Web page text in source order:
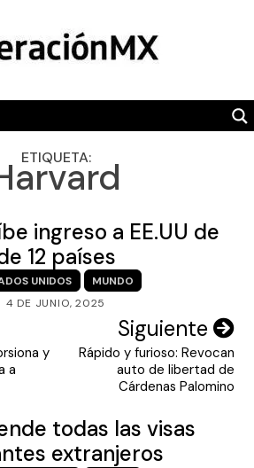
POLÍTICA
CAMALEÓN
OPINIÓN
SECTION
VIDEOS
ETIQUETA:
ingreso a EE.UU de
12 países
UNIDOS
MUNDO
4 DE JUNIO, 2025
y
a
Siguiente
Rápido y furioso: Revocan
auto de libertad de
Cárdenas Palomino
todas las visas
extranjeros